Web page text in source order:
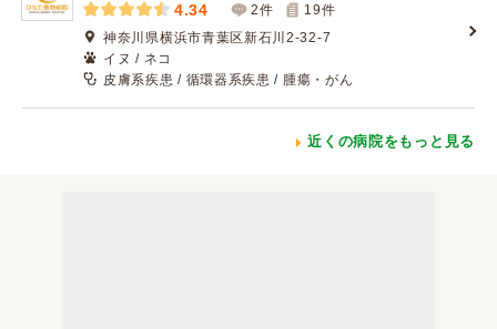
4.34 2件 19件
神奈川県横浜市青葉区新石川2-32-7
イヌ / ネコ
皮膚系疾患 / 循環器系疾患 / 腫瘍・がん
近くの病院をもっと見る